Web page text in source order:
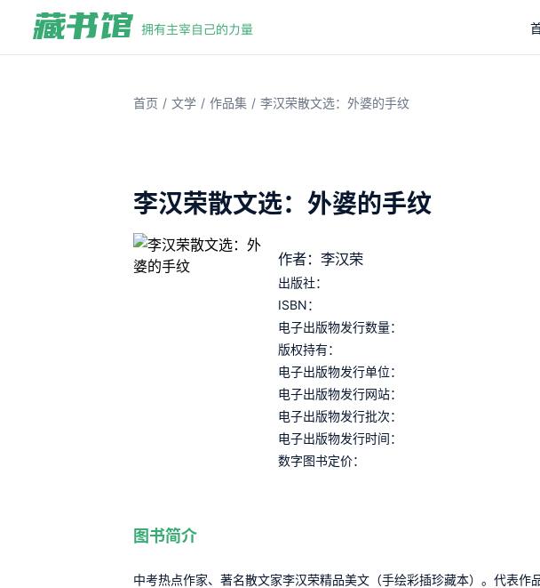
首页 / 文学 / 作品集 / 李汉荣散文选：外婆的手纹
李汉荣散文选：外婆的手纹
作者：李汉荣
出版社：
ISBN：
电子出版物发行数量：
版权持有：
电子出版物发行单位：
电子出版物发行网站：
电子出版物发行批次：
电子出版物发行时间：
数字图书定价：
图书简介
中考热点作家、著名散文家李汉荣精品美文（手绘彩插珍藏本）。代表